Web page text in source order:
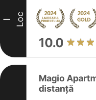
I Loc
10.0
Magio
distanță